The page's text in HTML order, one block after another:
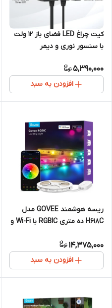
کیت چراغ LED فضای باز ۱۲ ولت
با سنسور نوری و دیمر
5,390,000
افزودن به سبد
ریسه هوشمند GOVEE مدل
H618C ده متری RGBIC با Wi-Fi و
14,375,000
افزودن به سبد